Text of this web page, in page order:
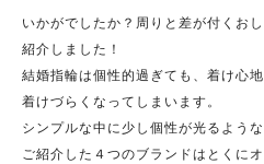
いかがでしたか？周りと差が付くお
紹介しました！
結婚指輪は個性的過ぎても、着け心
着けづらくなってしまいます。
シンプルな中に少し個性が光るよう
ご紹介した４つのブランドはとくに